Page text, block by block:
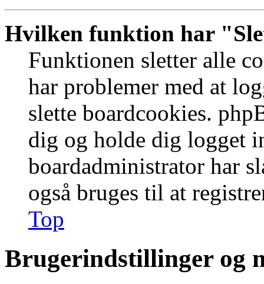
Hvilken funktion har
Funktionen sletter alle
har problemer med at
slette boardcookies.
dig og holde dig logget
boardadministrator har
også bruges til at
Top
Brugerindstillinger og